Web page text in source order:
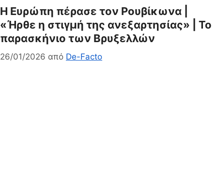
Η Ευρώπη πέρασε τον Ρουβίκωνα |
«Ήρθε η στιγμή της ανεξαρτησίας» | Το
παρασκήνιο των Βρυξελλών
26/01/2026 από De-Facto